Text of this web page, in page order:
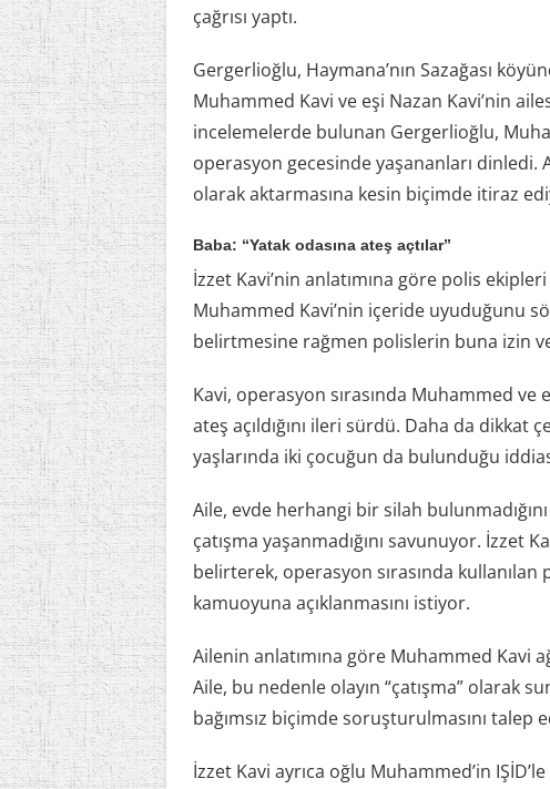
çağrısı yaptı.
Gergerlioğlu, Haymana’nın Sazağası
Muhammed Kavi ve eşi Nazan Kavi’nin
incelemelerde bulunan Gergerlioğlu,
operasyon gecesinde yaşananları dinledi.
olarak aktarmasına kesin biçimde itiraz
Baba: “Yatak odasına ateş açtılar”
İzzet Kavi’nin anlatımına göre polis
Muhammed Kavi’nin içeride uyuduğunu
belirtmesine rağmen polislerin buna izin
Kavi, operasyon sırasında Muhammed ve
ateş açıldığını ileri sürdü. Daha da dikkat
yaşlarında iki çocuğun da bulunduğu
Aile, evde herhangi bir silah
çatışma yaşanmadığını savunuyor. İzzet
belirterek, operasyon sırasında
kamuoyuna açıklanmasını istiyor.
Ailenin anlatımına göre Muhammed Kavi
Aile, bu nedenle olayın “çatışma” olarak
bağımsız biçimde soruşturulmasını talep
İzzet Kavi ayrıca oğlu Muhammed’in